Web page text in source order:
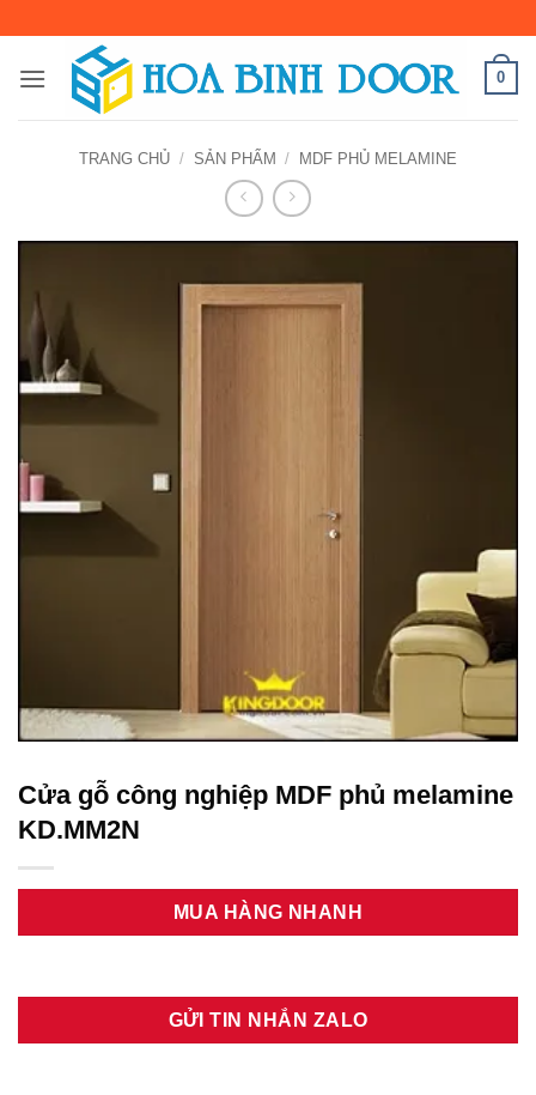
nội
0
TRANG CHỦ / SẢN PHẨM / MDF PHỦ MELAMINE
Cửa gỗ công nghiệp MDF phủ melamine
KD.MM2N
MUA HÀNG NHANH
GỬI TIN NHẮN ZALO